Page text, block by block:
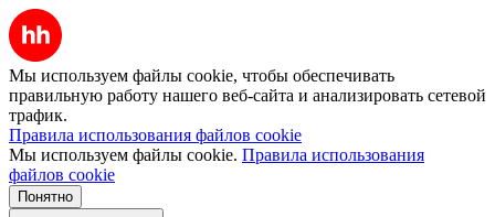
Мы используем файлы cookie, чтобы обеспечивать
правильную работу нашего веб-сайта и анализировать сетевой
трафик.
Правила использования файлов cookie
Мы используем файлы cookie. Правила использования
файлов cookie
Понятно